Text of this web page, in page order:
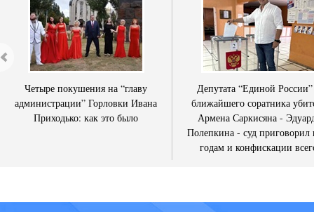
Четыре покушения на “главу
администрации” Горловки Ивана
Приходько: как это было
Депутата “Единой
ближайшего соратника
Армена Саркисяна -
Полепкина - суд приговорил
годам и конфискации